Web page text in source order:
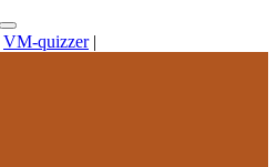
VM-quizzer |